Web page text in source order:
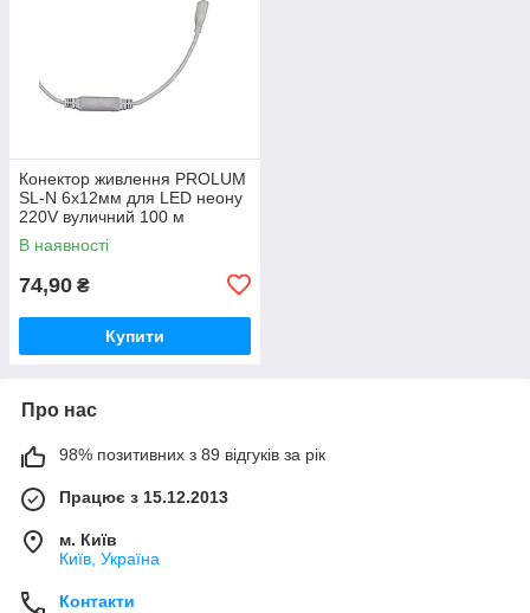
Конектор живлення PROLUM
SL-N 6x12мм для LED неону
220V вуличний 100 м
В наявності
74,90 ₴
Купити
Про нас
98% позитивних з 89 відгуків за рік
Працює з 15.12.2013
м. Київ
Київ, Україна
Контакти